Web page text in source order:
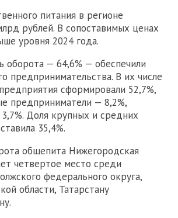
питания в регионе
рублей. В сопоставимых ценах
уровня 2024 года.
оборота — 64,6% — обеспечили
предпринимательства. В их числе
сформировали 52,7%,
предприниматели — 8,2%,
Доля крупных и средних
35,4%.
общепита Нижегородская
четвертое место среди
федерального округа,
области, Татарстану